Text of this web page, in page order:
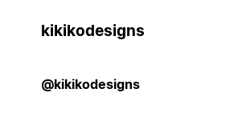
kikikodesigns
@kikikodesigns